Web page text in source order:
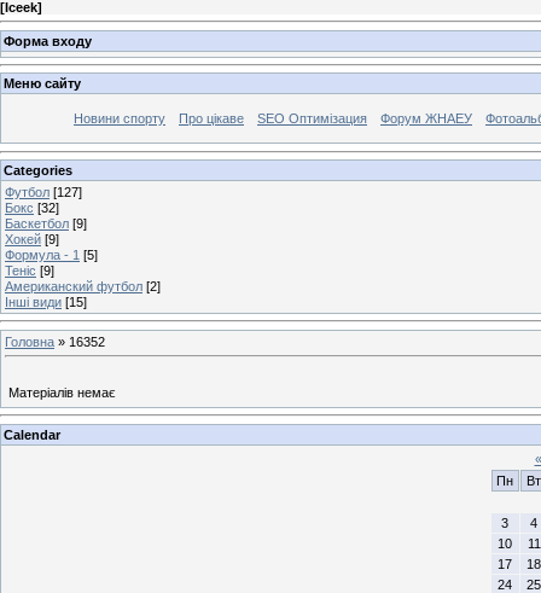
[Iceek]
Форма входу
Меню сайту
Новини спорту Про цікаве SEO Оптимізация Форум ЖНАЕУ
Categories
Футбол [127]
Бокс [32]
Баскетбол [9]
Хокей [9]
Формула - 1 [5]
Теніс [9]
Американский футбол [2]
Інші види [15]
Головна » 16352
Матеріалів немає
Calendar
«
Пн
Вт
3
4
10
11
17
18
24
25